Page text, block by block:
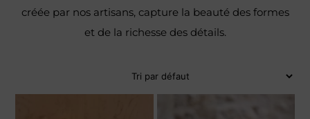
créée par nos artisans, capture la beauté des formes
et de la richesse des détails.